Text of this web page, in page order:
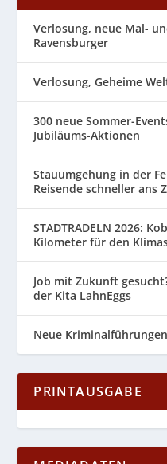
Verlosung, neue Mal-
Ravensburger
Verlosung, Geheime
300 neue Sommer-
Jubiläums-Aktionen
Stauumgehung in der
Reisende schneller ans
STADTRADELN 2026:
Kilometer für den
Job mit Zukunft
der Kita LahnEggs
Neue
PRINTAUSGABE